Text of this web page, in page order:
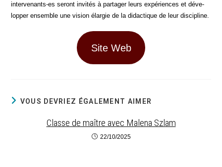
inter­ve­nants-es seront invi­tés à par­ta­ger leurs expé­riences et déve­
lop­per ensemble une vision élar­gie de la didac­tique de leur discipline.
Site Web
VOUS DEVRIEZ ÉGALEMENT AIMER
Classe de maître avec Malena Szlam
22/10/2025